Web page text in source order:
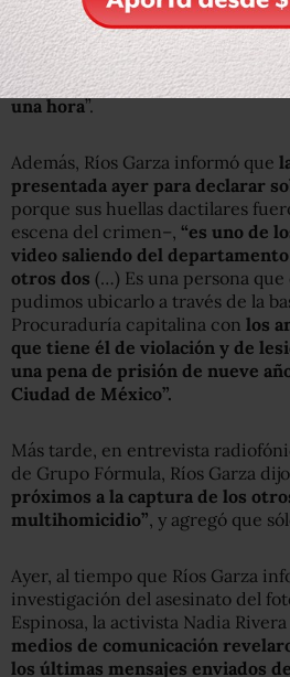
En entrevista en el programa
Televisa, el funcionario local
después de las tres de la tarde. Es
las tres horas, sino que
una hora”.
Además, Ríos Garza informó que
presentada ayer para declarar
porque sus huellas dactilares
escena del crimen–, “es uno de
video saliendo del
otros dos (…) Es una persona
pudimos ubicarlo a través de la
Procuraduría capitalina con los
que tiene él de violación y de
una pena de prisión de nueve
Ciudad de México”.
Más tarde, en entrevista
de Grupo Fórmula, Ríos Garza
próximos a la captura de los
multihomicidio” , y agregó que
Ayer, al tiempo que Ríos Garza
investigación del asesinato del
Espinosa, la activista Nadia
medios de comunicación
los últimas mensajes enviados